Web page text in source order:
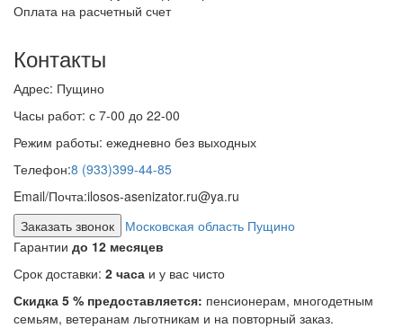
Оплата на расчетный счет
Контакты
Адрес: Пущино
Часы работ: с 7-00 до 22-00
Режим работы: ежедневно без выходных
Телефон:8 (933)399-44-85
Email/Почта:ilosos-asenizator.ru@ya.ru
Заказать звонок
Московская область Пущино
Гарантии до 12 месяцев
Срок доставки: 2 часа и у вас чисто
Скидка 5 % предоставляется: пенсионерам, многодетным
семьям, ветеранам льготникам и на повторный заказ.